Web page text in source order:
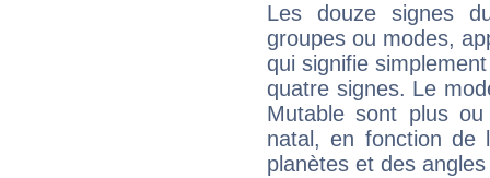
Les douze signes
groupes ou modes,
qui signifie
quatre signes. Le
Mutable sont plus
natal, en fonction de
planètes et des